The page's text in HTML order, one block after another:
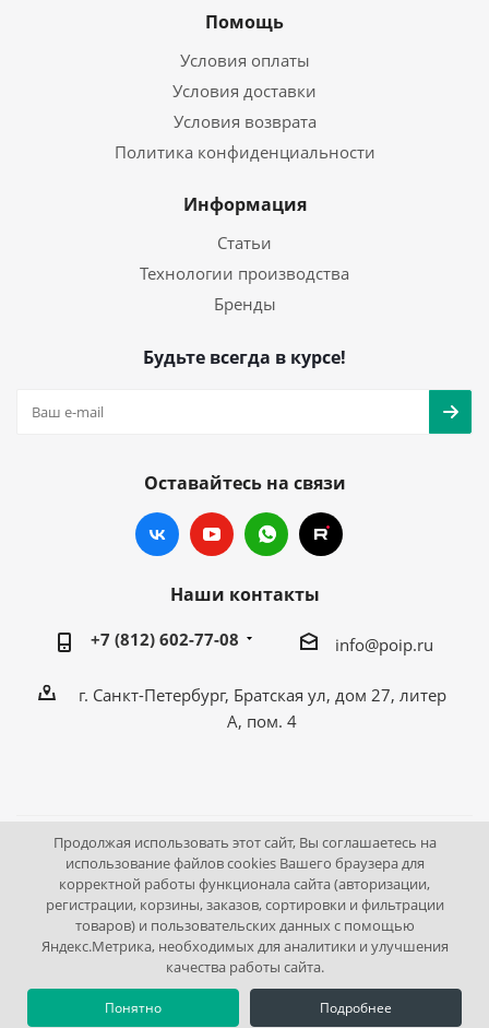
Помощь
Условия оплаты
Условия доставки
Условия возврата
Политика конфиденциальности
Информация
Статьи
Технологии производства
Бренды
Будьте всегда в курсе!
Оставайтесь на связи
Наши контакты
+7 (812) 602-77-08 info@poip.ru
г. Санкт-Петербург, Братская ул, дом 27, литер
А, пом. 4
2009 - 2026 © Промышленное оборудование Интернет
портал.
195043, г. Санкт-Петербург, Братская ул, дом 27, литер А,
пом. 4
Продолжая использовать этот сайт, Вы соглашаетесь на
использование файлов cookies Вашего браузера для
корректной работы функционала сайта (авторизации,
регистрации, корзины, заказов, сортировки и фильтрации
товаров) и пользовательских данных с помощью
Яндекс.Метрика, необходимых для аналитики и улучшения
качества работы сайта.
Понятно Подробнее